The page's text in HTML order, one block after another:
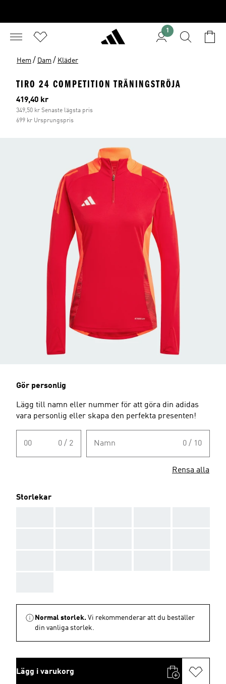
1
Hem / Dam / Kläder
TIRO 24 COMPETITION TRÄNINGSTRÖJA
Aktuellt pris
419,40 kr
349,50 kr Senaste lägsta pris
699 kr Ursprungspris
Gör personlig
Lägg till namn eller nummer för att göra din adidas
vara personlig eller skapa den perfekta presenten!
00 0 / 2 Namn 0 / 10
Rensa alla
Storlekar
Normal storlek. Vi rekommenderar att du beställer
din vanliga storlek.
Lägg i varukorg